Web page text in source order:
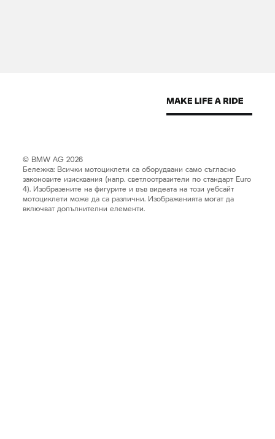
© BMW AG 2026
Бележка: Всички мотоциклети са оборудвани само съгласно
законовите изисквания (напр. светлоотразители по стандарт Euro
4). Изобразените на фигурите и във видеата на този уебсайт
мотоциклети може да са различни. Изображенията могат да
включват допълнителни елементи.